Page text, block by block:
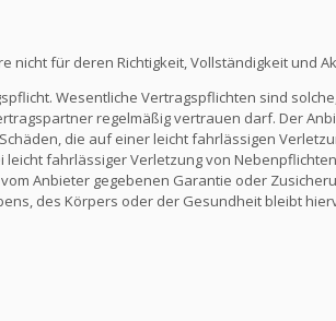
nicht für deren Richtigkeit, Vollständigkeit und
Wesentliche Vertragspflichten sind
regelmäßig vertrauen darf. Der
die auf einer leicht fahrlässigen
fahrlässiger Verletzung von
Anbieter gegebenen Garantie oder
des Körpers oder der Gesundheit bleibt